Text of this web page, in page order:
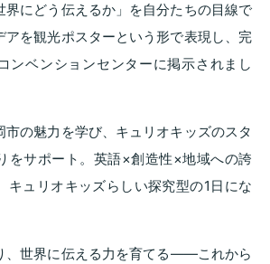
界にどう伝えるか」を自分たちの目線で
アを観光ポスターという形で表現し、完
ンベンションセンターに掲示されまし
市の魅力を学び、キュリオキッズのスタ
をサポート。英語×創造性×地域への誇
キュリオキッズらしい探究型の1日にな
、世界に伝える力を育てる——これから